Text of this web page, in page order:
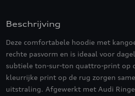
Beschrijving
Deze comfortabele hoodie met
rechte pasvorm en is ideaal voor
subtiele ton-sur-ton quattro-print op
kleurrijke print op de rug zorgen
uitstraling. Afgewerkt met Audi